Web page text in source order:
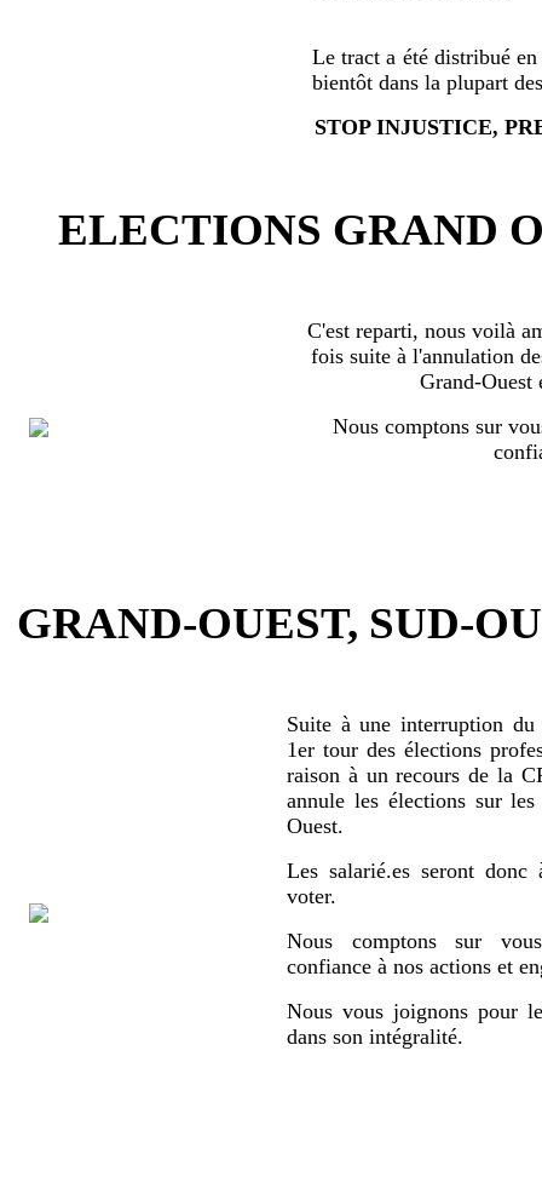
Le tract a été distribué en
bientôt dans la plupart
STOP INJUSTICE,
ELECTIONS GRAND
C'est reparti, nous voilà
fois suite à l'annulation
Grand-Ouest
Nous comptons sur
GRAND-OUEST, SUD-
Suite à une interruption
1er tour des élections
raison à un recours de la
annule les élections sur
Ouest.
Les salarié.es seront
voter.
Nous comptons sur
confiance à nos actions et
Nous vous joignons pour
dans son intégralité.